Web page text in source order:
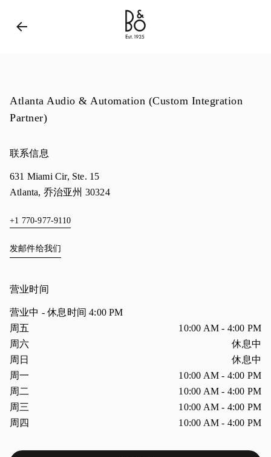
Bang & Olufsen - Exist to Create
Atlanta Audio & Automation (Custom Integration
Partner)
联系信息
631 Miami Cir, Ste. 15
Atlanta, 乔治亚州 30324
+1 770-977-9110
发邮件给我们
营业时间
营业中 - 休息时间 4:00 PM
星期
周五 10:00 AM- 4:00 PM
周六
休息中
周日
休息中
周一
10:00 AM- 4:00 PM
周二
10:00 AM- 4:00 PM
周三
10:00 AM- 4:00 PM
周四
10:00 AM- 4:00 PM